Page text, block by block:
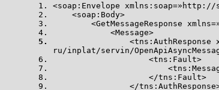
<soap:Envelope xmlns:soap=»http://
<soap:Body>
<GetMessageResponse
<Message>
<tns:AuthResponse
ru/inplat/servin/
<tns:Fault>
<tns:Message>Мастер
</tns:Fault>
</